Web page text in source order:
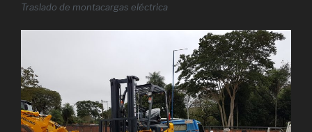
Traslado de montacargas eléctrica